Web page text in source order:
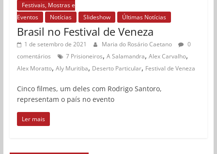
Festivais, Mostras e
Eventos
Notícias Slideshow Últimas Notícias
Brasil no Festival de Veneza
1 de setembro de 2021 Maria do Rosário Caetano
0
comentários
7 Prisioneiros, A Salamandra, Alex Carvalho,
Alex Moratto, Aly Muritiba, Deserto Particular, Festival de Veneza
Cinco filmes, um deles com Rodrigo Santoro,
representam o país no evento
Ler mais